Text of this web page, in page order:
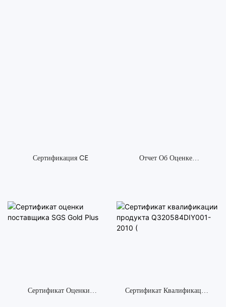
Сертификация CE
Отчет Об Оценке
Сертификат Оценки
Сертификат Квалификации